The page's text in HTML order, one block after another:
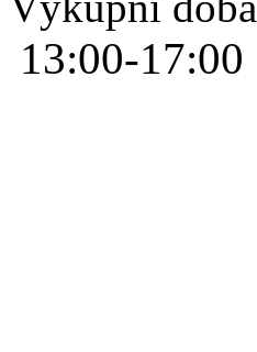
13:00-17:00